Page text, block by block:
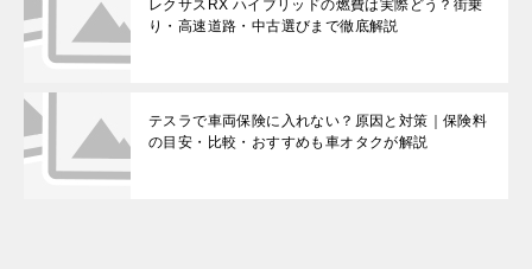
レクサスRX ハイブリッドの燃費は実際どう？街乗
り・高速道路・中古選びまで徹底解説
テスラで車両保険に入れない？原因と対策｜保険料
の目安・比較・おすすめも車オタクが解説